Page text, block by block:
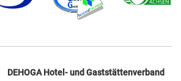
DEHOGA Hotel- und Gaststättenverband